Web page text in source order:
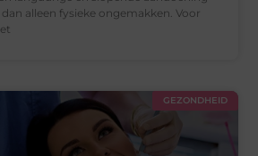
alleen fysieke ongemakken. Voor
GEZONDHEID